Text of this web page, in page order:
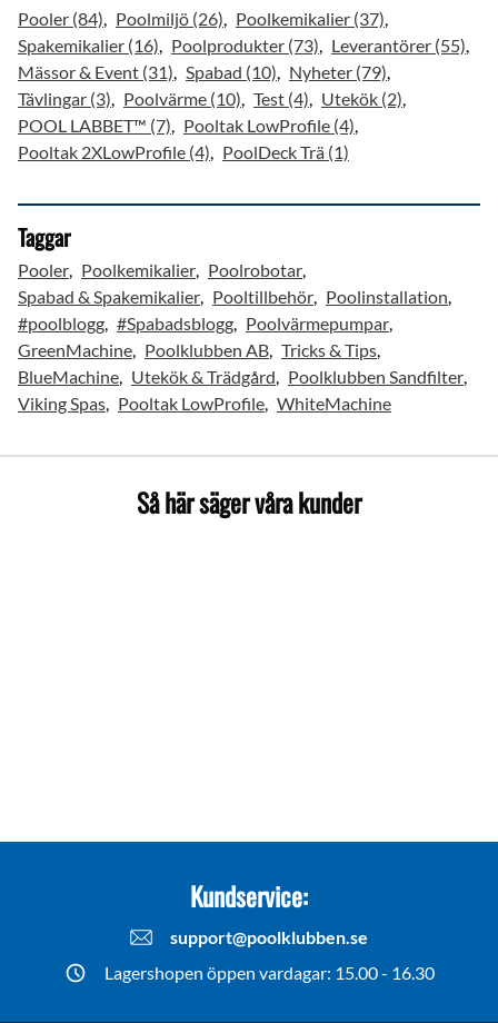
Pooler (84) Poolmiljö (26)
Poolkemikalier (37)
Spakemikalier (16)
Poolprodukter (73)
Leverantörer (55)
Mässor & Event (31)
Spabad (10)
Nyheter (79)
Tävlingar (3)
Poolvärme (10) Test (4)
Utekök (2)
POOL LABBET™ (7)
Pooltak LowProfile (4)
Pooltak 2XLowProfile (4)
PoolDeck Trä (1)
Taggar
Pooler Poolkemikalier
Poolrobotar
Spabad & Spakemikalier
Pooltillbehör
Poolinstallation
#poolblogg #Spabadsblogg
Poolvärmepumpar
GreenMachine
Poolklubben AB Tricks & Tips
BlueMachine
Utekök & Trädgård
Poolklubben Sandfilter
Viking Spas
Pooltak LowProfile WhiteMachine
Så här säger våra kunder
Kundservice:
support@poolklubben.se
Lagershopen öppen vardagar: 15.00 - 16.30